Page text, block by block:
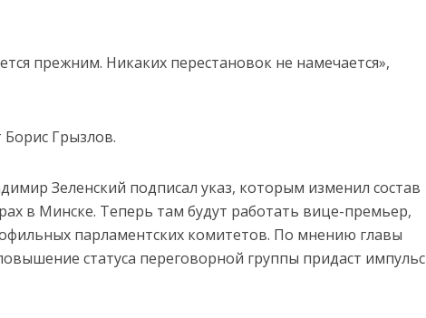
прежним. Никаких перестановок не намечается»,
Борис Грызлов.
Зеленский подписал указ, которым изменил состав
в Минске. Теперь там будут работать вице-премьер,
парламентских комитетов. По мнению главы
статуса переговорной группы придаст импульс